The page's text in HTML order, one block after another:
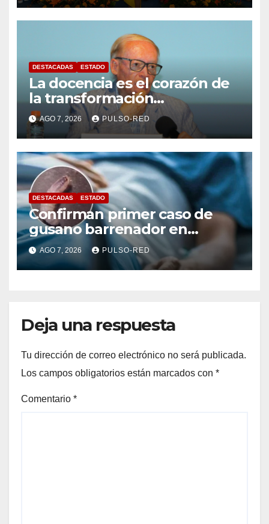
DESTACADAS ESTADO
La docencia es el corazón de
la transformación
universitaria: Rector de la
UATx
AGO 7, 2026 PULSO-RED
DESTACADAS ESTADO
Confirman primer caso de
gusano barrenador en
humano en Tlaxcala
AGO 7, 2026 PULSO-RED
Deja una respuesta
Tu dirección de correo electrónico no será publicada.
Los campos obligatorios están marcados con *
Comentario *